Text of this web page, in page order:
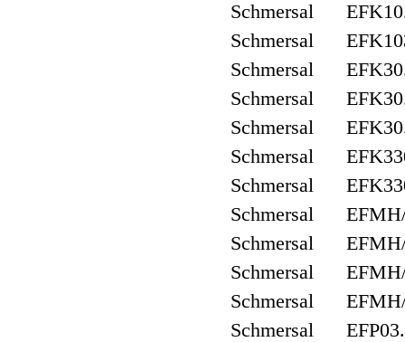
Schmersal
Schmersal
Schmersal
Schmersal
Schmersal
Schmersal
Schmersal
Schmersal EFMH/
Schmersal EFMH/
Schmersal EFMH/
Schmersal EFMH/
Schmersal